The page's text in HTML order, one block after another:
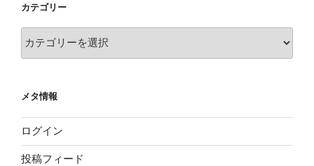
カテゴリー
テ
ー
メタ情報
ログイン
投稿フィード